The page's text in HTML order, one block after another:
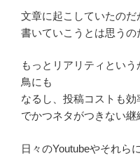
文章に起こしていたの
書いていこうとは思う
もっとリアリティとい
鳥にも
なるし、投稿コストも
でかつネタがつきない
日々のYoutubeやそれら